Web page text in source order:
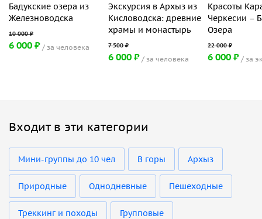
Бадукские озера из
Железноводска
6 000 ₽ за человека
Экскурсия в Архыз из
Кисловодска: древние
храмы и монастырь
6 000 ₽ за человека
Красоты
Черкесии –
Озера
6 000 ₽ за
Входит в эти категории
Мини-группы до 10 чел В горы Архыз
Природные Однодневные Пешеходные
Треккинг и походы Групповые